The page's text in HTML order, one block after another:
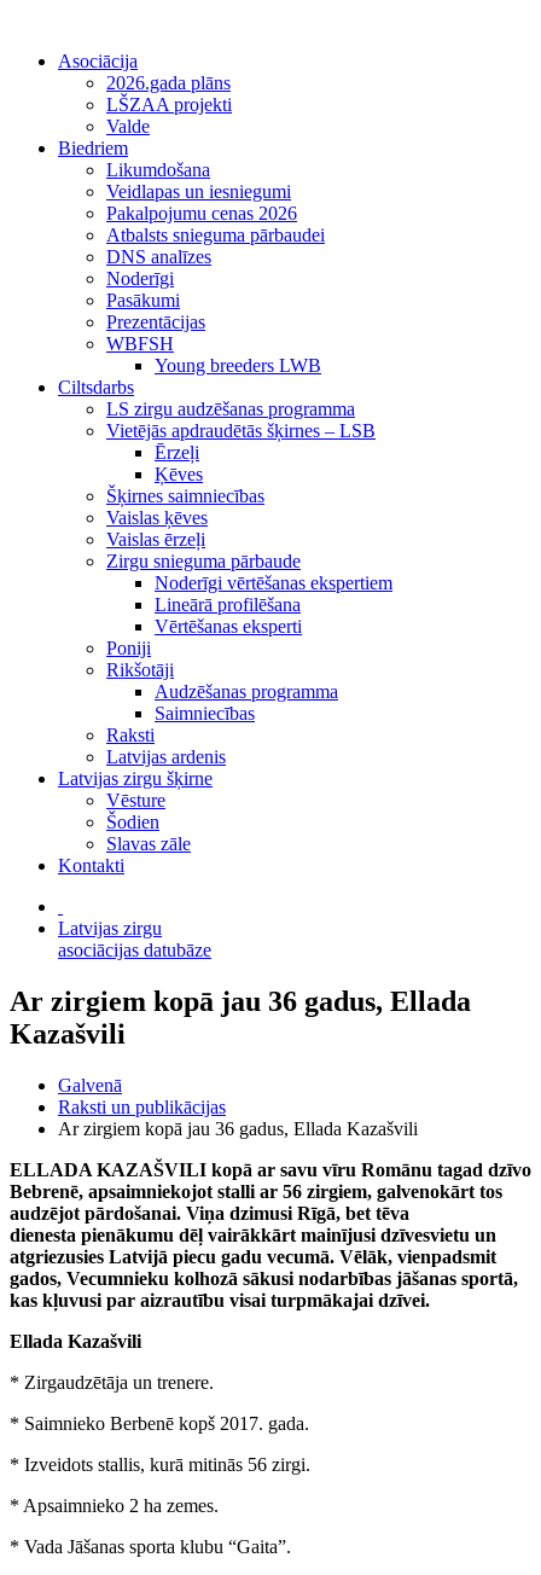
Asociācija
2026.gada plāns
LŠZAA projekti
Valde
Biedriem
Likumdošana
Veidlapas un iesniegumi
Pakalpojumu cenas 2026
Atbalsts snieguma pārbaudei
DNS analīzes
Noderīgi
Pasākumi
Prezentācijas
WBFSH
Young breeders LWB
Ciltsdarbs
LS zirgu audzēšanas programma
Vietējās apdraudētās šķirnes – LSB
Ērzeļi
Ķēves
Šķirnes saimniecības
Vaislas ķēves
Vaislas ērzeļi
Zirgu snieguma pārbaude
Noderīgi vērtēšanas ekspertiem
Lineārā profilēšana
Vērtēšanas eksperti
Poniji
Rikšotāji
Audzēšanas programma
Saimniecības
Raksti
Latvijas ardenis
Latvijas zirgu šķirne
Vēsture
Šodien
Slavas zāle
Kontakti
Latvijas zirgu
asociācijas datubāze
Ar zirgiem kopā jau 36 gadus, Ellada
Kazašvili
Galvenā
Raksti un publikācijas
Ar zirgiem kopā jau 36 gadus, Ellada Kazašvili
ELLADA KAZAŠVILI kopā ar savu vīru Romānu tagad dzīvo
Bebrenē, apsaimniekojot stalli ar 56 zirgiem, galvenokārt tos
audzējot pārdošanai. Viņa dzimusi Rīgā, bet tēva
dienesta pienākumu dēļ vairākkārt mainījusi dzīvesvietu un
atgriezusies Latvijā piecu gadu vecumā. Vēlāk, vienpadsmit
gados, Vecumnieku kolhozā sākusi nodarbības jāšanas sportā,
kas kļuvusi par aizrautību visai turpmākajai dzīvei.
Ellada Kazašvili
* Zirgaudzētāja un trenere.
* Saimnieko Berbenē kopš 2017. gada.
* Izveidots stallis, kurā mitinās 56 zirgi.
* Apsaimnieko 2 ha zemes.
* Vada Jāšanas sporta klubu “Gaita”.